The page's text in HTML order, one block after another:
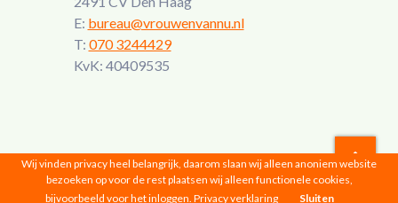
E: bureau@vrouwenvannu.nl
T: 070 3244429
KvK: 40409535
Vrouwen van Nu © 2026 |Privacyverklaring
Wij vinden privacy heel belangrijk, daarom slaan wij alleen anoniem website
bezoeken op voor de rest plaatsen wij alleen functionele cookies,
bijvoorbeeld voor het inloggen. Privacy verklaring Sluiten